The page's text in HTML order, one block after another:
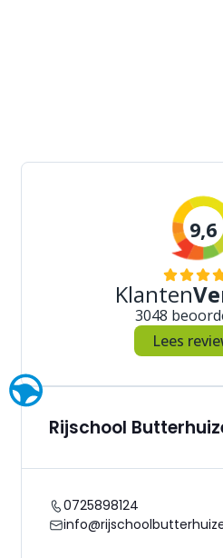
Rijschool
0725898124
9,6
Klanten
3048
Lees